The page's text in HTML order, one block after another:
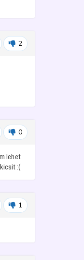
2
0
lehet
:(
1